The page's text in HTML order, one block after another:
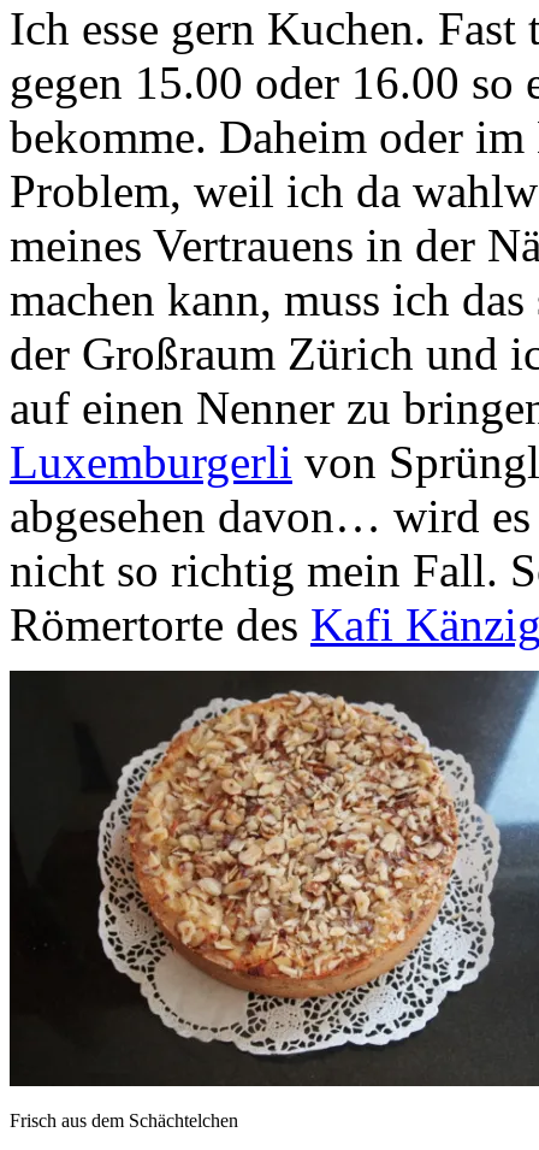
Ich esse gern Kuchen.
gegen 15.00 oder 16.00
bekomme. Daheim oder
Problem, weil ich da
meines Vertrauens in der
machen kann, muss ich
der Großraum Zürich und
auf einen Nenner zu
Luxemburgerli von
abgesehen davon… wird
nicht so richtig mein Fall.
Römertorte des Kafi
Frisch aus dem Schächtelchen